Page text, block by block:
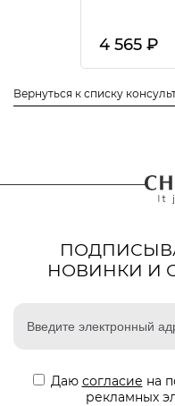
4 565 ₽
Вернуться к списку
НОВИНКИ И
Даю согласие на
рекламных